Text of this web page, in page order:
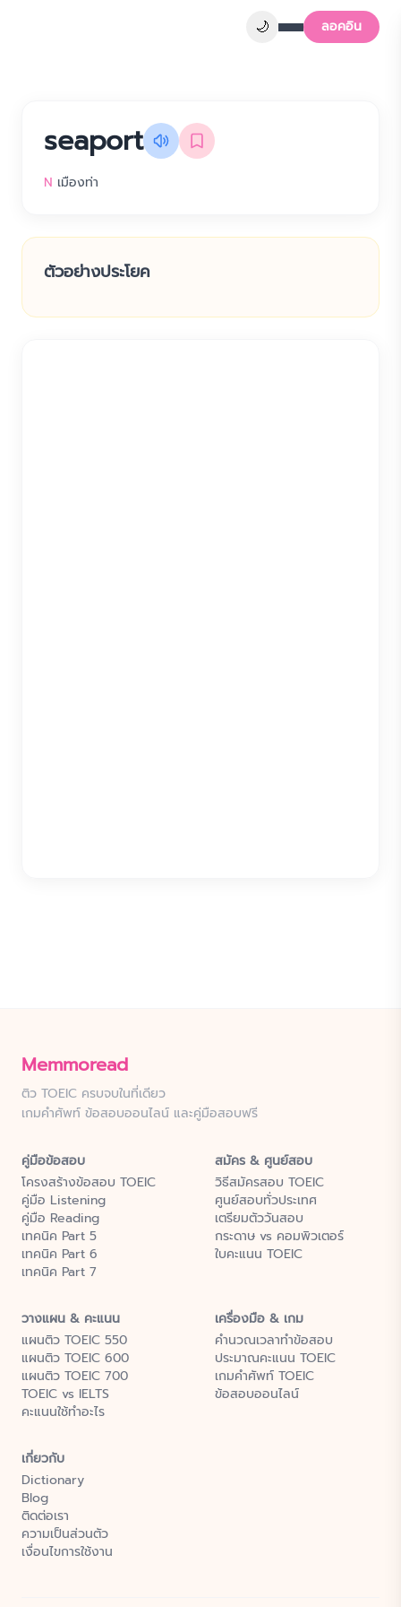
🌙 ลอคอิน
seaport
N เมืองท่า
ตัวอย่างประโยค
Memmoread
ติว TOEIC ครบจบในที่เดียว
เกมคำศัพท์ ข้อสอบออนไลน์ และคู่มือสอบฟรี
คู่มือข้อสอบ
โครงสร้างข้อสอบ TOEIC
คู่มือ Listening
คู่มือ Reading
เทคนิค Part 5
เทคนิค Part 6
เทคนิค Part 7
สมัคร & ศูนย์สอบ
วิธีสมัครสอบ TOEIC
ศูนย์สอบทั่วประเทศ
เตรียมตัววันสอบ
กระดาษ vs คอมพิวเตอร์
ใบคะแนน TOEIC
วางแผน & คะแนน
แผนติว TOEIC 550
แผนติว TOEIC 600
แผนติว TOEIC 700
TOEIC vs IELTS
คะแนนใช้ทำอะไร
เครื่องมือ & เกม
คำนวณเวลาทำข้อสอบ
ประมาณคะแนน TOEIC
เกมคำศัพท์ TOEIC
ข้อสอบออนไลน์
เกี่ยวกับ
Dictionary
Blog
ติดต่อเรา
ความเป็นส่วนตัว
เงื่อนไขการใช้งาน